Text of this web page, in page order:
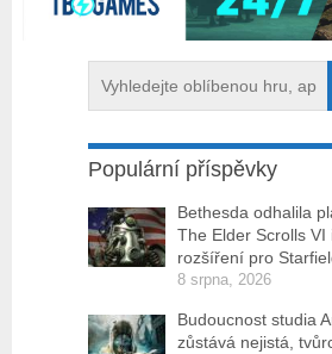
Populární příspěvky
Bethesda odhalila
The Elder Scrolls VI
rozšíření pro
8 srpna, 2026
Budoucnost studia
zůstává nejistá,